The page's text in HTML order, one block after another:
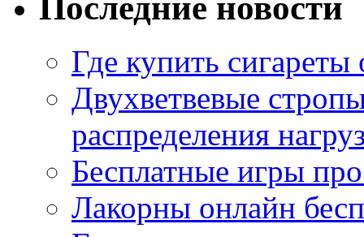
Где купить
Двухветвевые
распределения
Бесплатные игры
Лакорны онлайн